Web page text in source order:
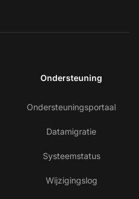
Ondersteuning
Ondersteuningsportaal
Datamigratie
Systeemstatus
Wijzigingslog